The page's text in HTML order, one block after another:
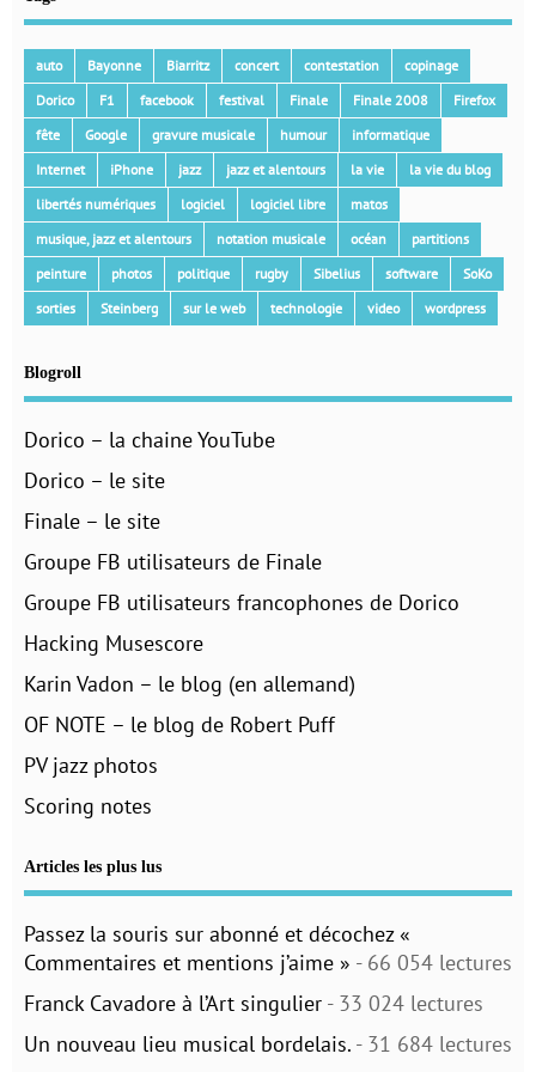
auto Bayonne Biarritz concert contestation
copinage
Dorico
F1 facebook festival Finale Finale 2008
Firefox
fête
Google gravure musicale humour
informatique
Internet
iPhone jazz jazz et alentours la vie
la vie du blog
libertés numériques
logiciel logiciel libre
matos
musique, jazz et alentours
notation musicale océan
partitions
peinture
photos politique rugby Sibelius software
SoKo
sorties
Steinberg sur le web technologie video wordpress
Blogroll
Dorico – la chaine YouTube
Dorico – le site
Finale – le site
Groupe FB utilisateurs de Finale
Groupe FB utilisateurs francophones de Dorico
Hacking Musescore
Karin Vadon – le blog (en allemand)
OF NOTE – le blog de Robert Puff
PV jazz photos
Scoring notes
Articles les plus lus
Passez la souris sur abonné et décochez «
Commentaires et mentions j’aime » - 66 054 lectures
Franck Cavadore à l’Art singulier - 33 024 lectures
Un nouveau lieu musical bordelais. - 31 684 lectures